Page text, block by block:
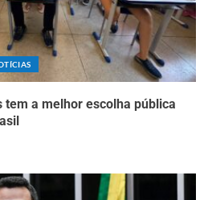
tem a melhor escolha pública